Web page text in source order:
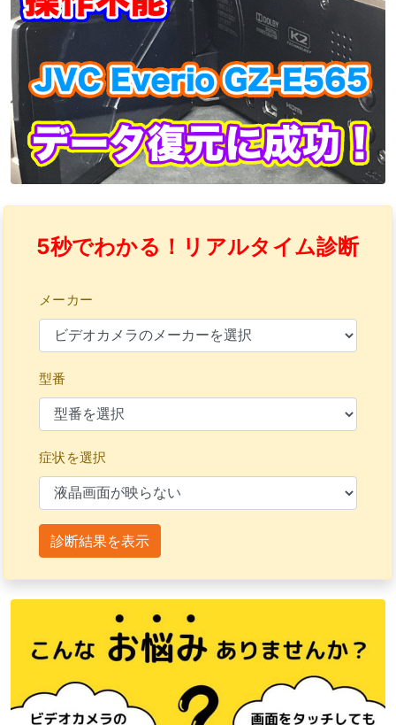
5秒でわかる！リアルタイム診断
メーカー
型番
症状を選択
診断結果を表示